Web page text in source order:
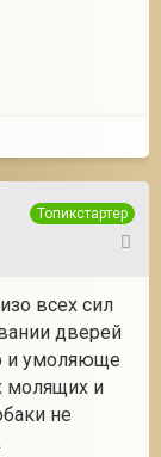
Топикстартер
всех сил
дверей
и умоляюще
молящих и
не